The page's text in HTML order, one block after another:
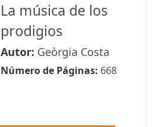
La música de los
prodigios
Autor: Geòrgia Costa
Número de Páginas: 668